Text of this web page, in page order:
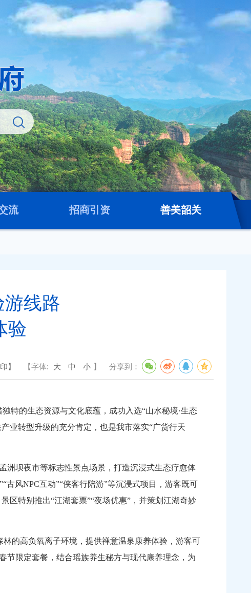
流 招商引资 善美韶关
游线路
验
】 【字体: 大 中 小 】 分享到：
的生态资源与文化底蕴，成功入选“山水秘境·生态
业转型升级的充分肯定，也是我市落实“广货行天
坝夜市等标志性景点场景，打造沉浸式生态疗愈体
古风NPC互动”“侠客行陪游”等沉浸式项目，游客既可
区特别推出“江湖套票”“夜场优惠”，并策划江湖奇妙
的高负氧离子环境，提供禅意温泉康养体验，游客可
节限定套餐，结合瑶族养生秘方与现代康养理念，为